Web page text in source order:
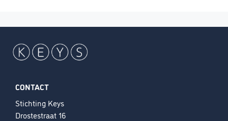
CONTACT
Stichting Keys
Drostestraat 16